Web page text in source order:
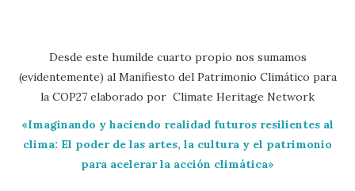
Desde este humilde cuarto propio nos sumamos
(evidentemente) al Manifiesto del Patrimonio Climático para
la COP27 elaborado por Climate Heritage Network
«Imaginando y haciendo realidad futuros resilientes al
clima: El poder de las artes, la cultura y el patrimonio
para acelerar la acción climática»